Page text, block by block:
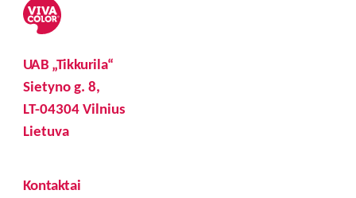
UAB „Tikkurila“
Sietyno g. 8,
LT-04304 Vilnius
Lietuva
Kontaktai